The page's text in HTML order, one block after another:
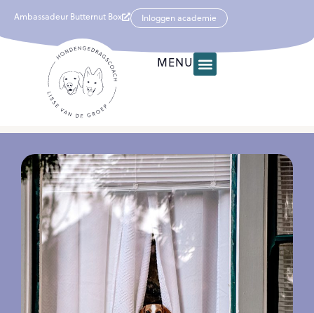
Ambassadeur Butternut Box Inloggen academie
MENU